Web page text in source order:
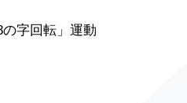
の字回転」運動